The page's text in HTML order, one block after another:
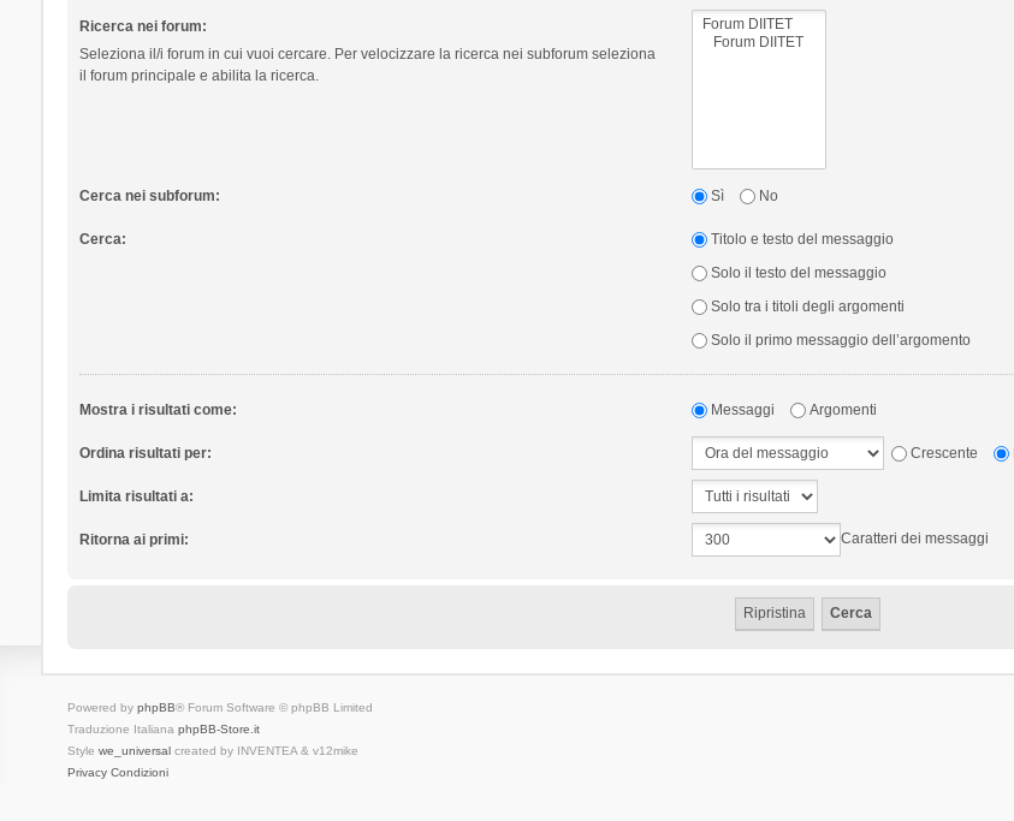
Ricerca nei forum:
Seleziona il/i forum in cui vuoi cercare. Per velocizzare la ricerca nei subforum seleziona
il forum principale e abilita la ricerca.
Cerca nei subforum: Sì No
Cerca:
Titolo e testo del messaggio
Solo il testo del messaggio
Solo tra i titoli degli argomenti
Solo il primo messaggio dell’argomento
Mostra i risultati come: Messaggi Argomenti
Ordina risultati per: Crescente
Limita risultati a:
Ritorna ai primi: Caratteri dei messaggi
Powered by phpBB® Forum Software © phpBB Limited
Traduzione Italiana phpBB-Store.it
Style we_universalcreated by INVENTEA & v12mike
Privacy Condizioni